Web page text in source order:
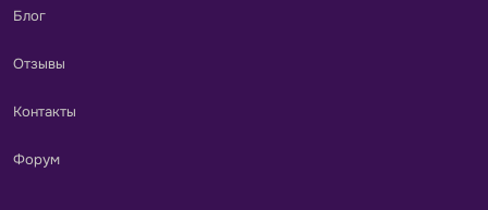
Блог
Отзывы
Контакты
Форум